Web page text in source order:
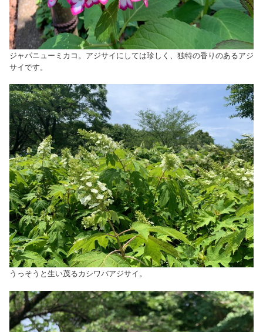
ジャパニューミカコ。アジサイにしては珍しく、独特の香りのあるアジ
サイです。
うっそうと生い茂るカシワバアジサイ。